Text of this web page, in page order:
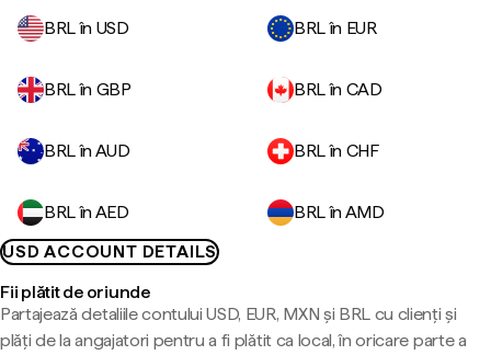
BRL în USD
BRL în EUR
BRL în GBP BRL în CAD
BRL în AUD BRL în CHF
BRL în AED
BRL în AMD
USD ACCOUNT DETAILS
Fii plătit de oriunde
Partajează detaliile contului USD, EUR, MXN și BRL cu clienți și
plăți de la angajatori pentru a fi plătit ca local, în oricare parte a